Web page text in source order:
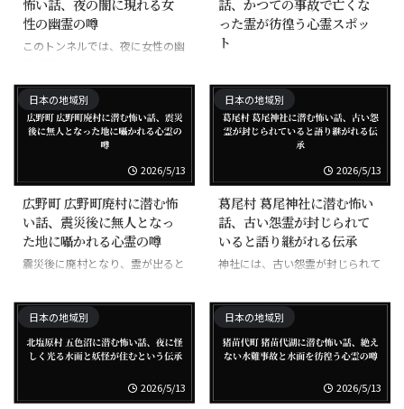
性の幽霊の噂
このトンネルでは、夜に女性の幽
った霊が彷徨う心霊スポッ
ト
なった人の霊が出るとされる。
日本の地域別
2026/5/13
広野町 広野町廃村に潜む怖
い話、震災後に無人となっ
た地に囁かれる心霊の噂
震災後に廃村となり、霊が出ると
日本の地域別
2026/5/13
葛尾村 葛尾神社に潜む怖い
話、古い怨霊が封じられて
いると語り継がれる伝承
神社には、古い怨霊が封じられて
日本の地域別
2026/5/13
日本の地域別
2026/5/13